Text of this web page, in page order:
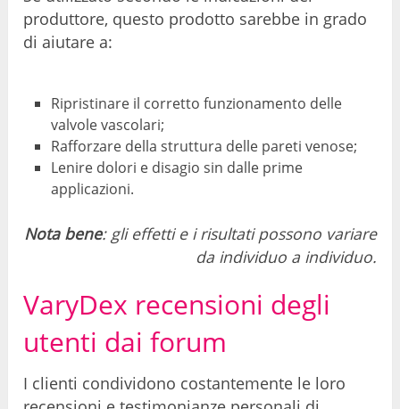
produttore, questo prodotto sarebbe in grado
di aiutare a:
Ripristinare il corretto funzionamento delle
valvole vascolari;
Rafforzare della struttura delle pareti venose;
Lenire dolori e disagio sin dalle prime
applicazioni.
Nota bene: gli effetti e i risultati possono variare
da individuo a individuo.
VaryDex recensioni degli
utenti dai forum
I clienti condividono costantemente le loro